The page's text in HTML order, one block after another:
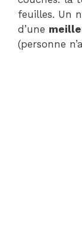
feuilles. Un
d’une
(personne